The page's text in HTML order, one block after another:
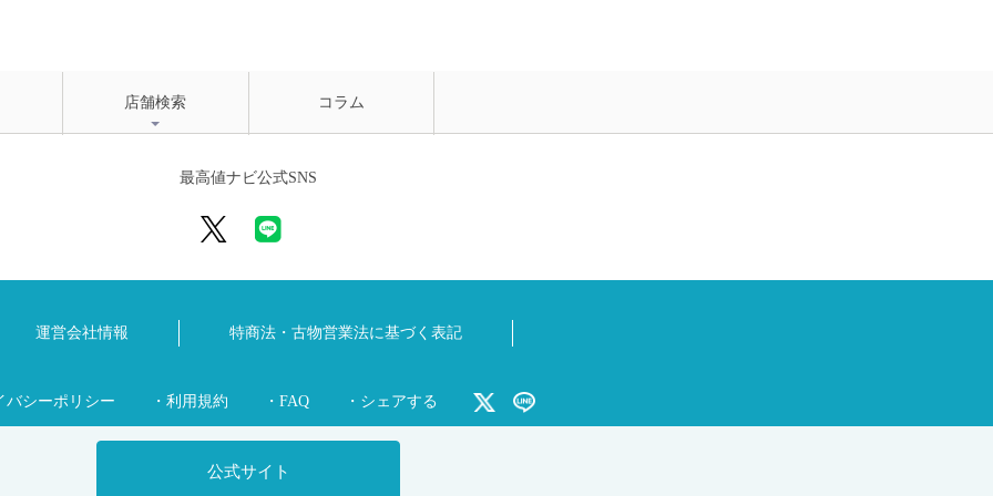
公式サイト
店舗検索 コラム
最高値ナビ公式SNS
運営会社情報 特商法・古物営業法に基づく表記
バシーポリシー ・利用規約 ・FAQ ・シェアする